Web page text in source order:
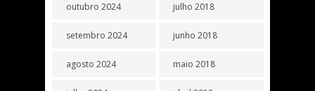
outubro 2024
setembro 2024
agosto 2024
julho 2018
junho 2018
maio 2018